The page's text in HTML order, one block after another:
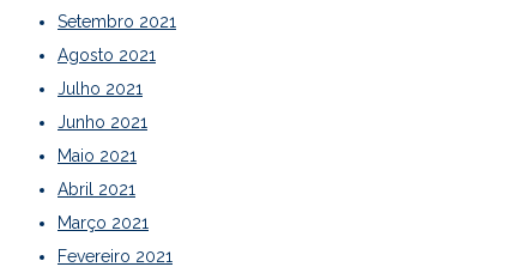
Setembro 2021
Agosto 2021
Julho 2021
Junho 2021
Maio 2021
Abril 2021
Março 2021
Fevereiro 2021